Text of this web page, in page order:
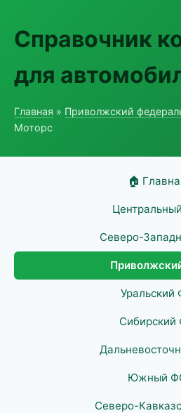
Справочник
для
Главная » Приволжский
Моторс
🏠
Северо-
Уральский
Южный
Северо-